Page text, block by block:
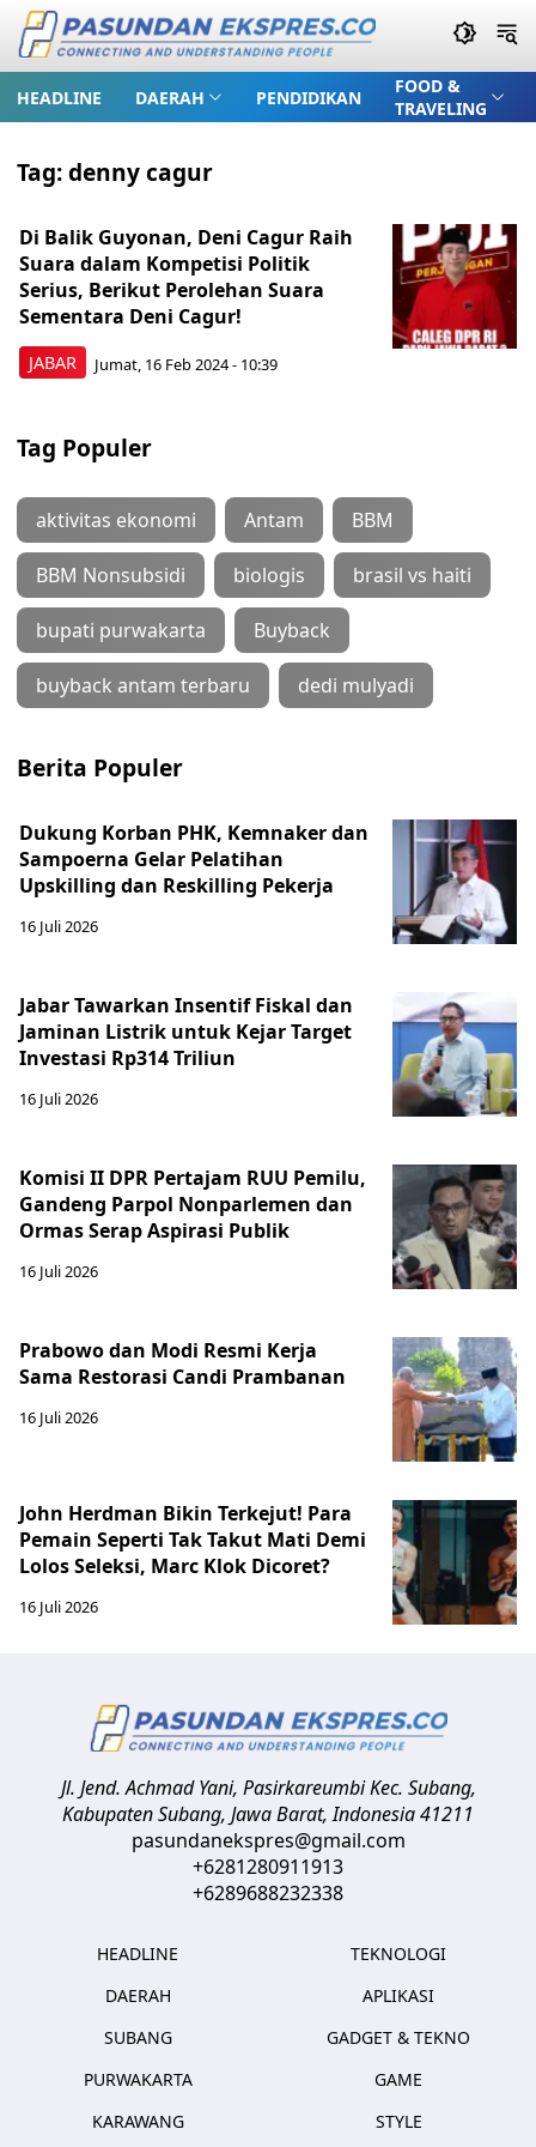
HEADLINE DAERAH PENDIDIKAN
FOOD &
TRAVELING
Tag:denny cagur
JABAR
Di Balik Guyonan, Deni Cagur Raih
Suara dalam Kompetisi Politik
Serius, Berikut Perolehan Suara
Sementara Deni Cagur!
Jumat, 16 Feb 2024 - 10:39
Tag Populer
aktivitas ekonomi Antam BBM
BBM Nonsubsidi biologis brasil vs haiti
bupati purwakarta Buyback
buyback antam terbaru dedi mulyadi
Berita Populer
Dukung Korban PHK, Kemnaker dan
Sampoerna Gelar Pelatihan
Upskilling dan Reskilling Pekerja
16 Juli 2026
Jabar Tawarkan Insentif Fiskal dan
Jaminan Listrik untuk Kejar Target
Investasi Rp314 Triliun
16 Juli 2026
Komisi II DPR Pertajam RUU Pemilu,
Gandeng Parpol Nonparlemen dan
Ormas Serap Aspirasi Publik
16 Juli 2026
Prabowo dan Modi Resmi Kerja
Sama Restorasi Candi Prambanan
16 Juli 2026
John Herdman Bikin Terkejut! Para
Pemain Seperti Tak Takut Mati Demi
Lolos Seleksi, Marc Klok Dicoret?
16 Juli 2026
Jl. Jend. Achmad Yani, Pasirkareumbi Kec. Subang,
Kabupaten Subang, Jawa Barat,Indonesia41211
pasundanekspres@gmail.com
+6281280911913
+6289688232338
HEADLINE
DAERAH
SUBANG
PURWAKARTA
KARAWANG
TEKNOLOGI
APLIKASI
GADGET & TEKNO
GAME
STYLE